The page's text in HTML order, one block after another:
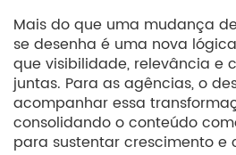
Mais do que uma mudança
se desenha é uma nova
que visibilidade, relevância e
juntas. Para as agências, o
acompanhar essa
consolidando o conteúdo
para sustentar crescimento e